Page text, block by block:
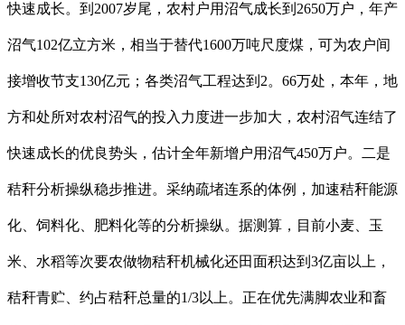
快速成长。到2007岁尾，农村户用沼气成长到2650万户，年产
沼气102亿立方米，相当于替代1600万吨尺度煤，可为农户间
接增收节支130亿元；各类沼气工程达到2。66万处，本年，地
方和处所对农村沼气的投入力度进一步加大，农村沼气连结了
快速成长的优良势头，估计全年新增户用沼气450万户。二是
秸秆分析操纵稳步推进。采纳疏堵连系的体例，加速秸秆能源
化、饲料化、肥料化等的分析操纵。据测算，目前小麦、玉
米、水稻等次要农做物秸秆机械化还田面积达到3亿亩以上，
秸秆青贮、约占秸秆总量的1/3以上。正在优先满脚农业和畜